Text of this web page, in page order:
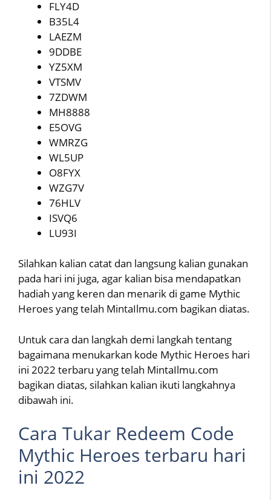
FLY4D
B35L4
LAEZM
9DDBE
YZ5XM
VTSMV
7ZDWM
MH8888
E5OVG
WMRZG
WL5UP
O8FYX
WZG7V
76HLV
ISVQ6
LU93I
Silahkan kalian catat dan langsung kalian gunakan
pada hari ini juga, agar kalian bisa mendapatkan
hadiah yang keren dan menarik di game Mythic
Heroes yang telah MintaIlmu.com bagikan diatas.
Untuk cara dan langkah demi langkah tentang
bagaimana menukarkan kode Mythic Heroes hari
ini 2022 terbaru yang telah MintaIlmu.com
bagikan diatas, silahkan kalian ikuti langkahnya
dibawah ini.
Cara Tukar Redeem Code
Mythic Heroes terbaru hari
ini 2022